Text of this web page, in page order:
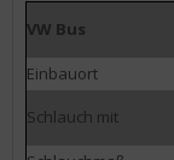
VW Bus
Einbauort
Schlauch mit